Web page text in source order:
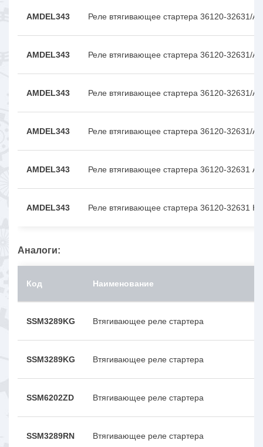
AMDEL343 Реле втягивающее стартера 36120-32631/
AMDEL343 Реле втягивающее стартера 36120-32631/
AMDEL343 Реле втягивающее стартера 36120-32631/
AMDEL343 Реле втягивающее стартера 36120-32631/
AMDEL343 Реле втягивающее стартера 36120-32631
AMDEL343 Реле втягивающее стартера 36120-32631 HY
Аналоги:
Код Наименование
SSM3289KG Втягивающее реле стартера
SSM3289KG Втягивающее реле стартера
SSM6202ZD Втягивающее реле стартера
SSM3289RN Втягивающее реле стартера